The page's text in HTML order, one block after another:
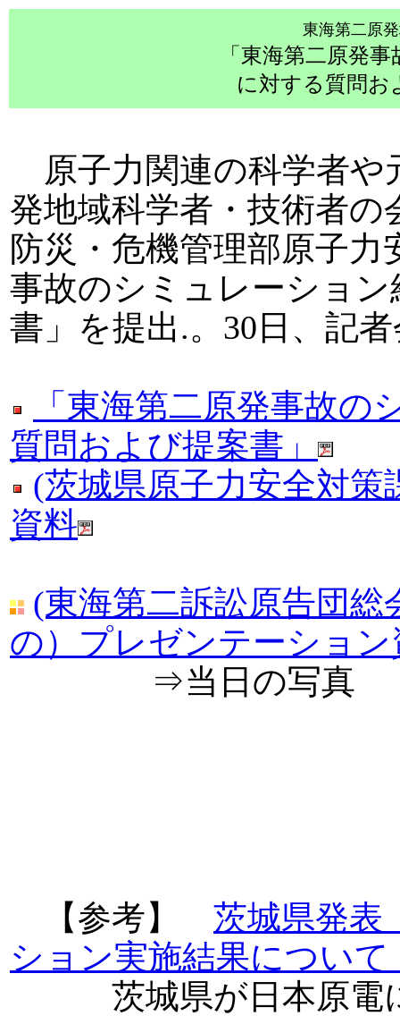
東海第二原
「東海第二原発
に対する質問
原子力関連の科学者や
発地域科学者・技術者の
防災・危機管理部原子
事故のシミュレーショ
書」を提出.。30日、記
「東海第二原発事故
質問および提案書」
(茨城県原子力安全対策
資料
(東海第二訴訟原告団総
の）プレゼンテーション
⇒当日の写真
【参考】 茨城県発表
ション実施結果について
茨城県が日本原電に